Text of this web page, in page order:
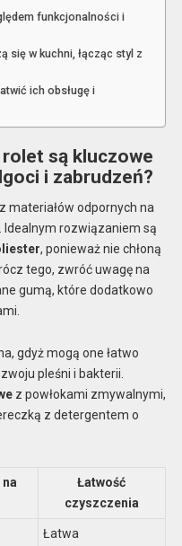
funkcjonalności i
się w kuchni, łącząc styl z
ich obsługę i
są kluczowe
i zabrudzeń?
materiałów odpornych na
Idealnym rozwiązaniem są
, ponieważ nie chłoną
tego, zwróć uwagę na
gumą, które dodatkowo
gdyż mogą one łatwo
pleśni i bakterii.
z powłokami zmywalnymi,
z detergentem o
na
Łatwość
czyszczenia
Łatwa